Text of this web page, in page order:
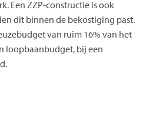
Een ZZP-constructie is ook
dit binnen de bekostiging past.
van ruim 16% van het
loopbaanbudget, bij een